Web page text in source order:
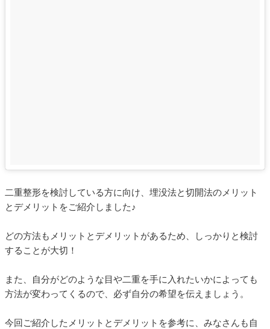
二重整形を検討している方に向け、埋没法と切開法のメリット
とデメリットをご紹介しました♪
どの方法もメリットとデメリットがあるため、しっかりと検討
することが大切！
また、自分がどのような目や二重を手に入れたいかによっても
方法が変わってくるので、必ず自分の希望を伝えましょう。
今回ご紹介したメリットとデメリットを参考に、みなさんも自